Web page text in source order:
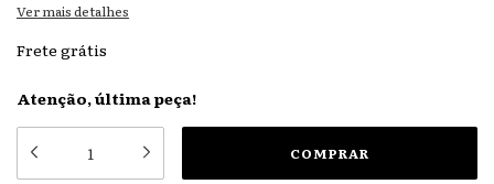
Ver mais detalhes
Frete grátis
Atenção, última peça!